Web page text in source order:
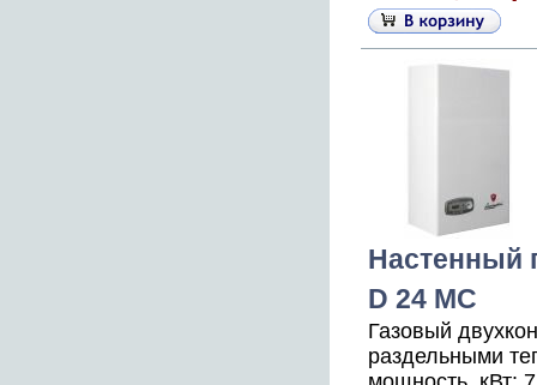
Настенный
D 24 MC
Газовый
раздельными